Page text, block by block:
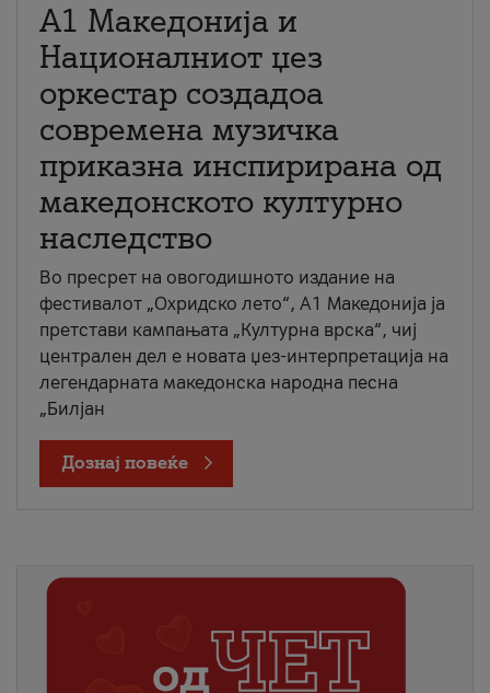
А1 Македонија и
Националниот џез
оркестар создадоа
современа музичка
приказна инспирирана од
македонското културно
наследство
Во пресрет на овогодишното издание на
фестивалот „Охридско лето“, А1 Македонија ја
претстави кампањата „Културна врска“, чиј
централен дел е новата џез-интерпретација на
легендарната македонска народна песна
„Билјан
Дознај повеќе